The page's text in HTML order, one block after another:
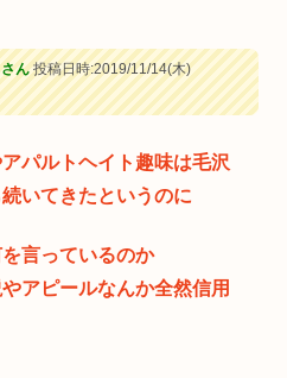
ん投稿日時:2019/11/14(木)
パルトヘイト趣味は毛沢
いてきたというのに
言っているのか
アピールなんか全然信用